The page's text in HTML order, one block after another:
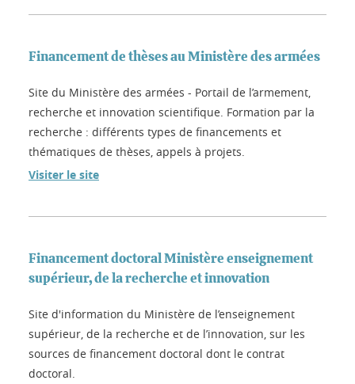
Financement de thèses au Ministère des armées
Site du Ministère des armées - Portail de l’armement,
recherche et innovation scientifique. Formation par la
recherche : différents types de financements et
thématiques de thèses, appels à projets.
Visiter le site
Financement doctoral Ministère enseignement
supérieur, de la recherche et innovation
Site d'information du Ministère de l’enseignement
supérieur, de la recherche et de l’innovation, sur les
sources de financement doctoral dont le contrat
doctoral.